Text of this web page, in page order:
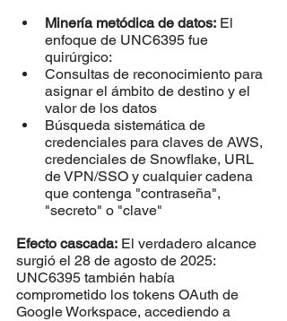
Minería metódica de datos: El
enfoque de UNC6395 fue
quirúrgico:
Consultas de reconocimiento para
asignar el ámbito de destino y el
valor de los datos
Búsqueda sistemática de
credenciales para claves de AWS,
credenciales de Snowflake, URL
de VPN/SSO y cualquier cadena
que contenga "contraseña",
"secreto" o "clave"
Efecto cascada: El verdadero alcance
surgió el 28 de agosto de 2025:
UNC6395 también había
comprometido los tokens OAuth de
Google Workspace, accediendo a